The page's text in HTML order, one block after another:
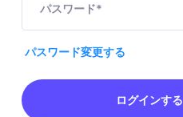
パスワード*
パスワード変更する
ログインする